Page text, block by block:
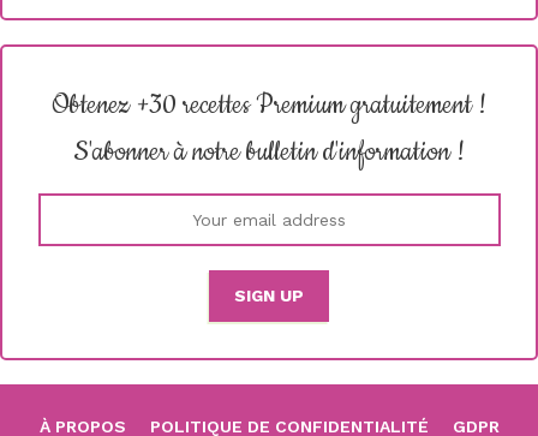
Obtenez +30 recettes Premium gratuitement !
S'abonner à notre bulletin d'information !
À PROPOS POLITIQUE DE CONFIDENTIALITÉ GDPR